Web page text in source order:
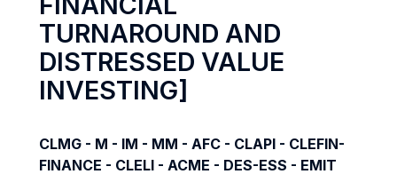
TURNAROUND AND
DISTRESSED VALUE
INVESTING]
CLMG - M - IM - MM - AFC - CLAPI - CLEFIN-
FINANCE - CLELI - ACME - DES-ESS - EMIT